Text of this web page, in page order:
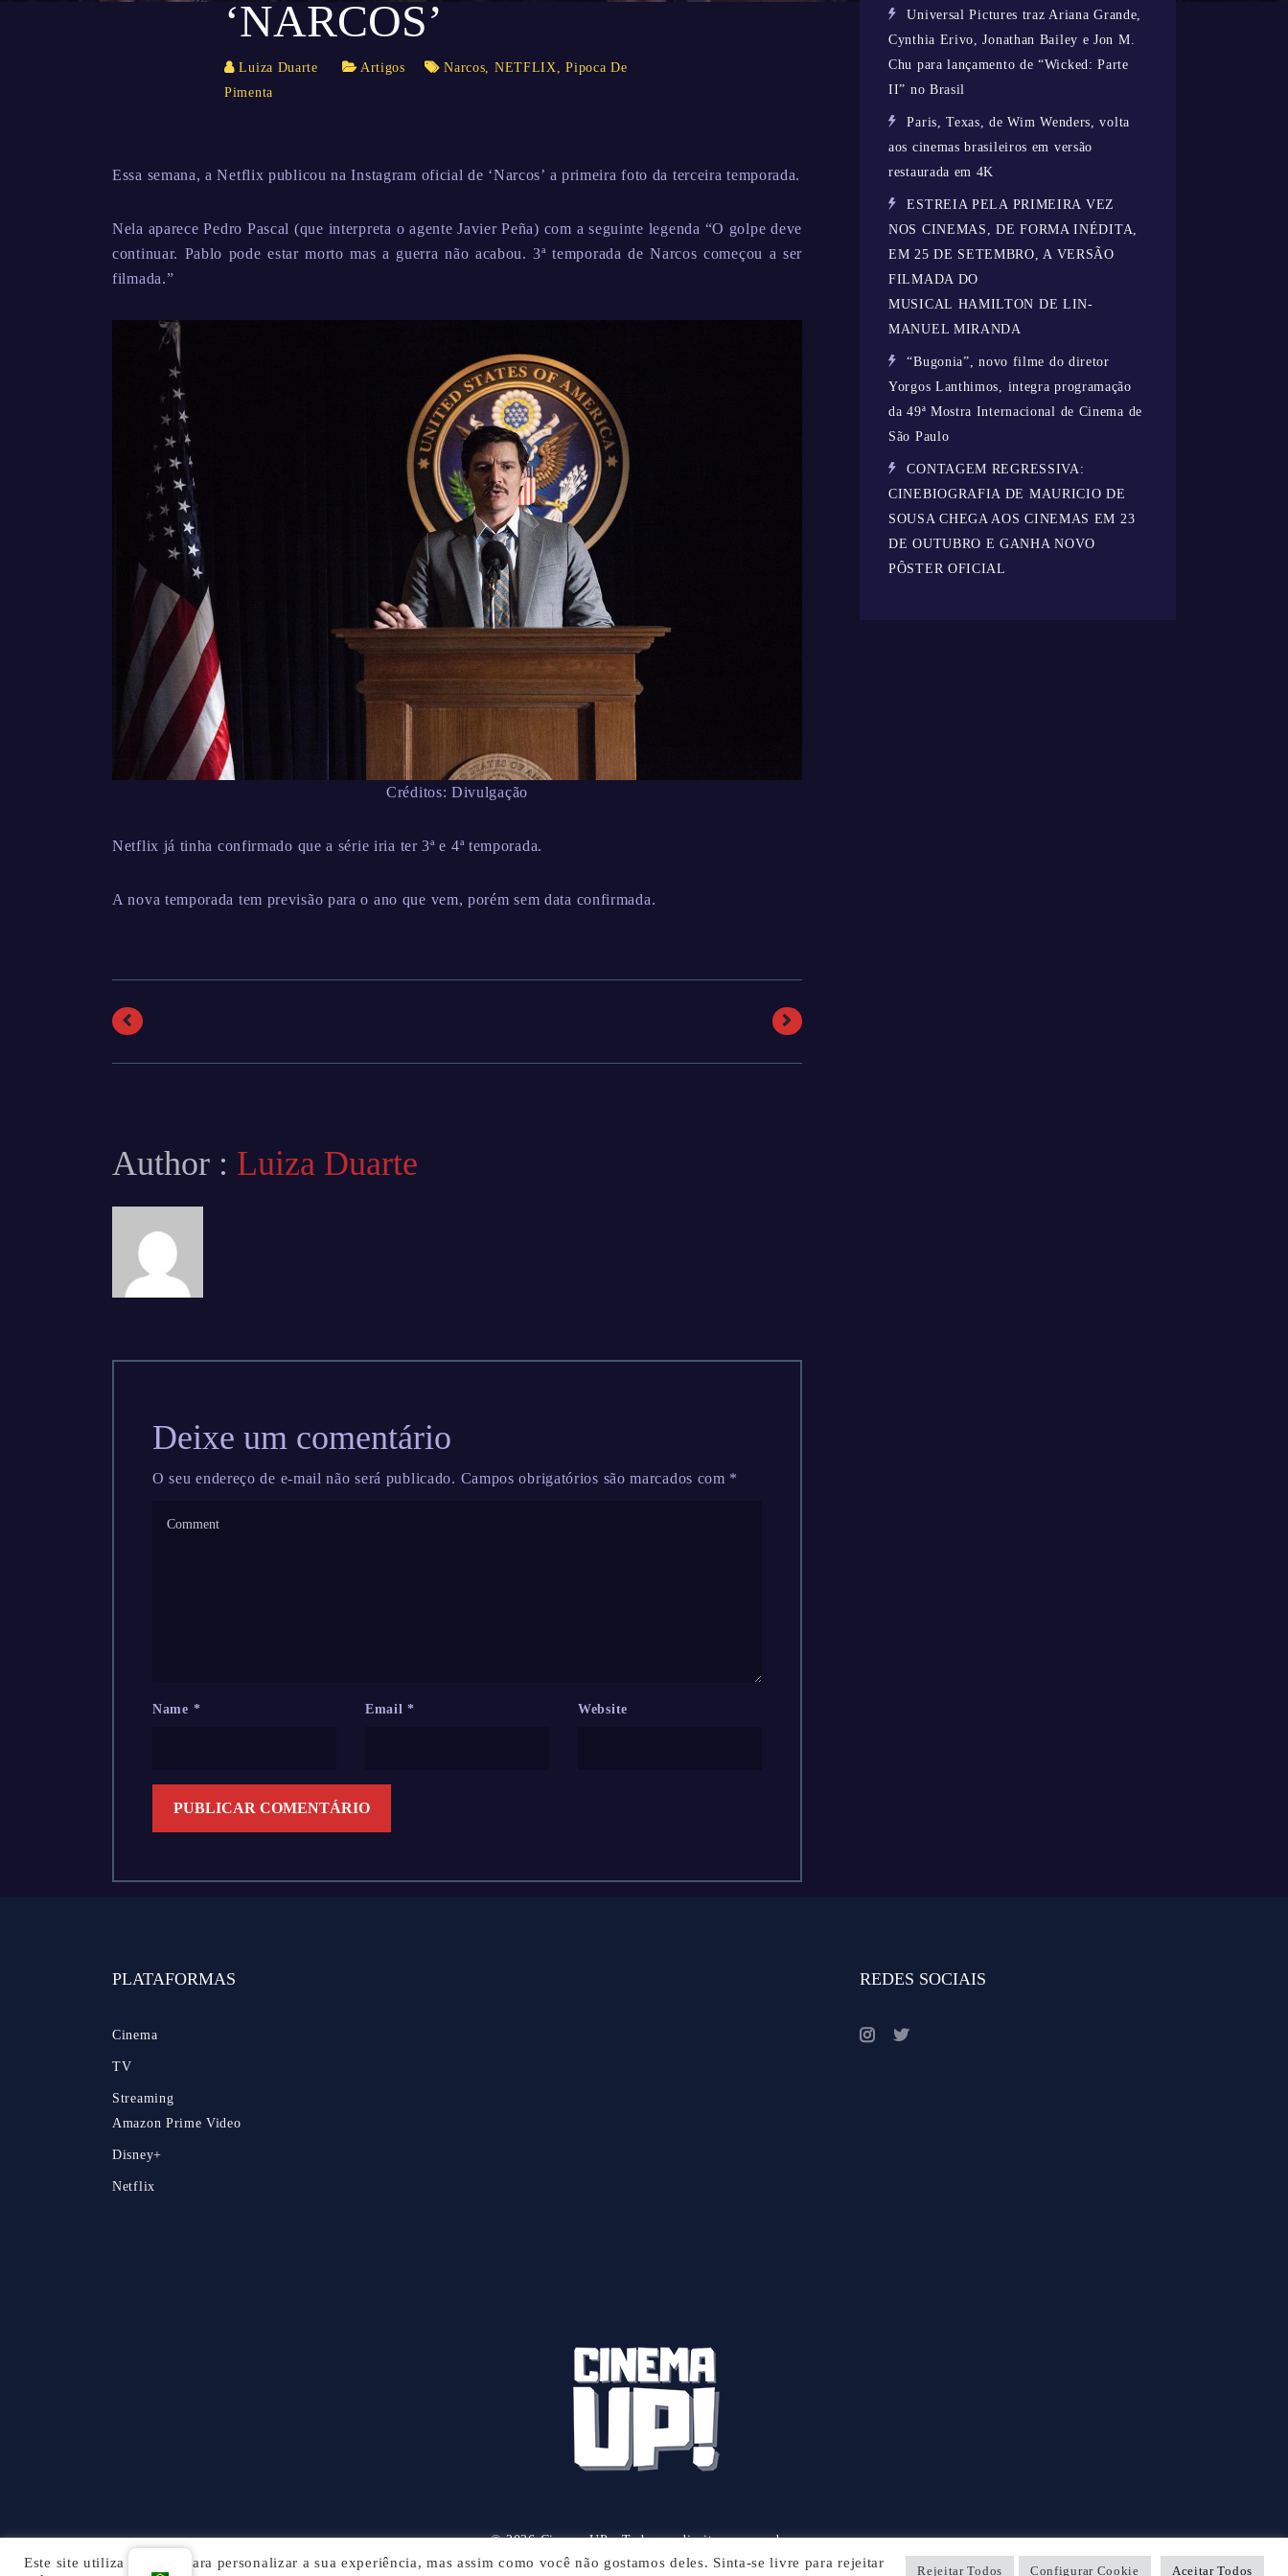
‘NARCOS’
Luiza Duarte Artigos Narcos, NETFLIX,Pipoca De
Pimenta
Essa semana, a Netflix publicou na Instagram oficial de ‘Narcos’ a primeira foto da terceira temporada.
Nela aparece Pedro Pascal (que interpreta o agente Javier Peña) com a seguinte legenda “O golpe deve
continuar. Pablo pode estar morto mas a guerra não acabou. 3ª temporada de Narcos começou a ser
filmada.”
Créditos: Divulgação
Netflix já tinha confirmado que a série iria ter 3ª e 4ª temporada.
A nova temporada tem previsão para o ano que vem, porém sem data confirmada.
Author : Luiza Duarte
Deixe um comentário
O seu endereço de e-mail não será publicado. Campos obrigatórios são marcados com *
Name * Email* Website
Universal Pictures traz Ariana Grande,
Cynthia Erivo, Jonathan Bailey e Jon M.
Chu para lançamento de “Wicked: Parte
II” no Brasil
Paris, Texas, de Wim Wenders, volta
aos cinemas brasileiros em versão
restaurada em 4K
ESTREIA PELA PRIMEIRA VEZ
NOS CINEMAS, DE FORMA INÉDITA,
EM 25 DE SETEMBRO, A VERSÃO
FILMADA DO
MUSICAL HAMILTON DE LIN-
MANUEL MIRANDA
“Bugonia”, novo filme do diretor
Yorgos Lanthimos, integra programação
da 49ª Mostra Internacional de Cinema de
São Paulo
CONTAGEM REGRESSIVA:
CINEBIOGRAFIA DE MAURICIO DE
SOUSA CHEGA AOS CINEMAS EM 23
DE OUTUBRO E GANHA NOVO
PÔSTER OFICIAL
PLATAFORMAS
Cinema
TV
Streaming
Amazon Prime Video
Disney+
Netflix
REDES SOCIAIS
© 2026 Cinema UP - Todos os direitos reservados.
Este site utiliza cookies para personalizar a sua experiência, mas assim como você não gostamos deles. Sinta-se livre para rejeitar
Rejeitar Todos Configurar Cookie Aceitar Todos